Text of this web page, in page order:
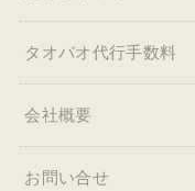
タオバオ代行手数料
会社概要
お問い合せ